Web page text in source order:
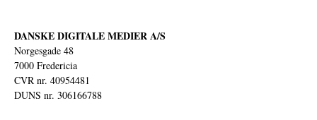
DANSKE DIGITALE MEDIER A/S
Norgesgade 48
7000 Fredericia
CVR nr. 40954481
DUNS nr. 306166788